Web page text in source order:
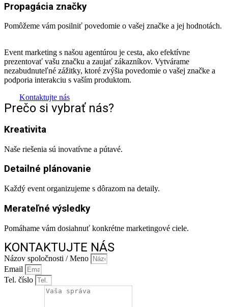
Propagácia značky
Pomôžeme vám posilniť povedomie o vašej značke a jej hodnotách.
Event marketing s našou agentúrou je cesta, ako efektívne
prezentovať vašu značku a zaujať zákazníkov. Vytvárame
nezabudnuteľné zážitky, ktoré zvýšia povedomie o vašej značke a
podporia interakciu s vaším produktom.
Kontaktujte nás
Prečo si vybrať nás?
Kreativita
Naše riešenia sú inovatívne a pútavé.
Detailné plánovanie
Každý event organizujeme s dôrazom na detaily.
Merateľné výsledky
Pomáhame vám dosiahnuť konkrétne marketingové ciele.
KONTAKTUJTE NÁS
Názov spoločnosti / Meno
Email
Tel. číslo